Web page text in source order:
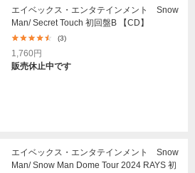
エイベックス・エンタテインメント Snow
Man/ Secret Touch 初回盤B 【CD】
(3)
1,760円
販売休止中です
エイベックス・エンタテインメント Snow
Man/ Snow Man Dome Tour 2024 RAYS 初